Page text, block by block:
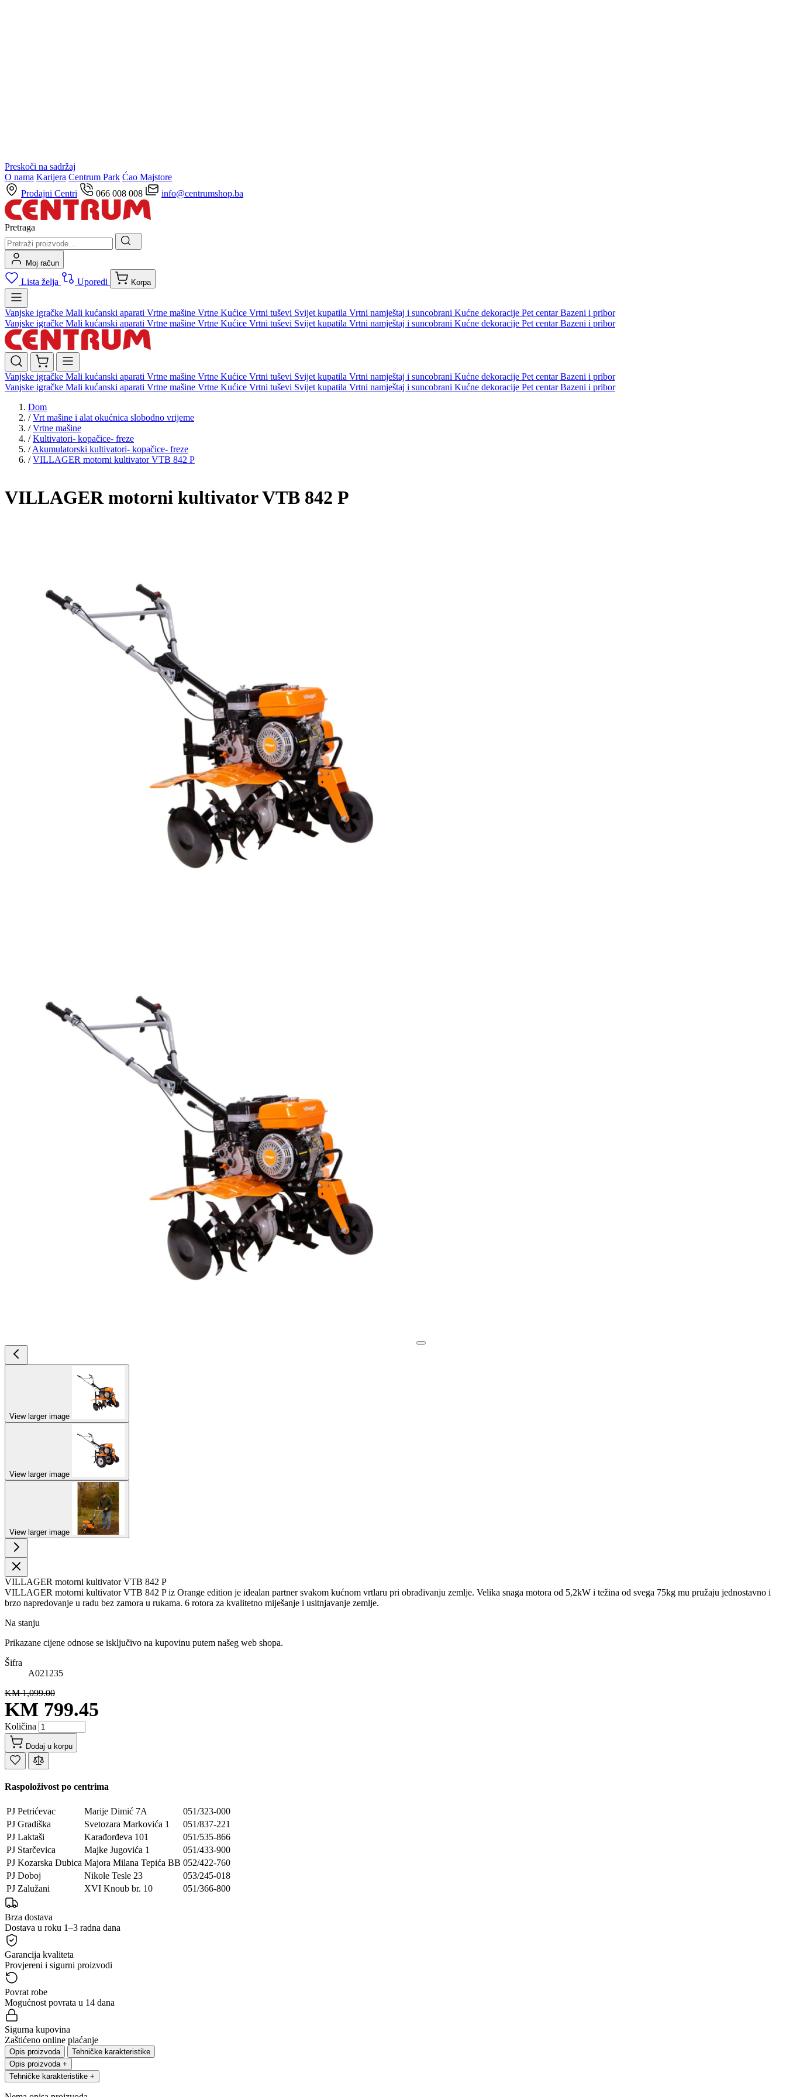
Preskoči na sadržaj
O nama Karijera Centrum Park Ćao Majstore
Prodajni Centri
066 008 008 info@centrumshop.ba
Pretraga
Moj račun
Lista želja Uporedi Korpa
Vanjske igračke Mali kućanski aparati Vrtne mašine Vrtne Kućice Vrtni tuševi Svijet kupatila Vrtni namještaj i suncobrani Kućne dekoracije Pet centarBazeni i pribor
Vanjske igračke Mali kućanski aparati Vrtne mašine Vrtne Kućice Vrtni tuševi Svijet kupatila Vrtni namještaj i suncobrani Kućne dekoracije Pet centarBazeni i pribor
Vanjske igračke Mali kućanski aparati Vrtne mašine Vrtne Kućice Vrtni tuševi Svijet kupatila Vrtni namještaj i suncobrani Kućne dekoracije Pet centarBazeni i pribor
Vanjske igračke Mali kućanski aparati Vrtne mašine Vrtne Kućice Vrtni tuševi Svijet kupatila Vrtni namještaj i suncobrani Kućne dekoracije Pet centarBazeni i pribor
Dom
/ Vrt mašine i alat okućnica slobodno vrijeme
/ Vrtne mašine
/ Kultivatori- kopačice- freze
/ Akumulatorski kultivatori- kopačice- freze
/ VILLAGER motorni kultivator VTB 842 P
VILLAGER motorni kultivator VTB 842 P
View larger image
View larger image
View larger image
VILLAGER motorni kultivator VTB 842 P
VILLAGER motorni kultivator VTB 842 P iz Orange edition je idealan partner svakom kućnom vrtlaru pri obrađivanju zemlje. Velika snaga motora od 5,2kW i težina od svega 75kg mu pružaju jednostavno i
brzo napredovanje u radu bez zamora u rukama. 6 rotora za kvalitetno miješanje i usitnjavanje zemlje.
Na stanju
Prikazane cijene odnose se isključivo na kupovinu putem našeg web shopa.
Šifra
A021235
KM 1,099.00
KM 799.45
Količina
Dodaj u korpu
Raspoloživost po centrima
PJ Petrićevac Marije Dimić 7A
051/323-000
PJ Gradiška
Svetozara Markovića 1
051/837-221
PJ Laktaši
Karađorđeva 101
051/535-866
PJ Starčevica
Majke Jugovića 1
051/433-900
PJ Kozarska Dubica Majora Milana Tepića BB 052/422-760
PJ Doboj
Nikole Tesle 23
053/245-018
PJ Zalužani
XVI Knoub br. 10 051/366-800
Brza dostava
Dostava u roku 1–3 radna dana
Garancija kvaliteta
Provjereni i sigurni proizvodi
Povrat robe
Mogućnost povrata u 14 dana
Sigurna kupovina
Zaštićeno online plaćanje
Opis proizvoda
Tehničke karakteristike
Opis proizvoda +
Tehničke karakteristike +